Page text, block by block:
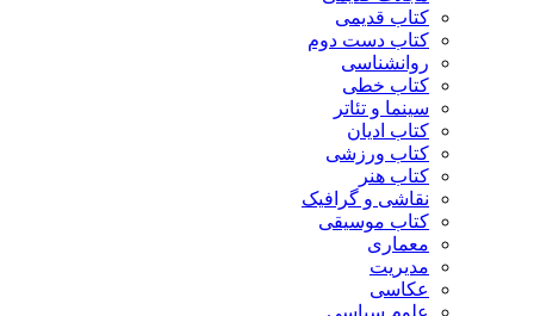
کتاب قدیمی
کتاب دست دوم
روانشناسی
کتاب خطی
سینما و تئاتر
کتاب ادیان
کتاب ورزشی
کتاب هنر
نقاشی و گرافیک
کتاب موسیقی
معماری
مدیریت
عکاسی